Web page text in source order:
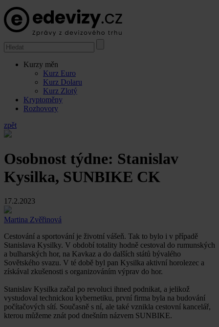
Kurzy měn
Kurz Euro
Kurz Dolaru
Kurz Zlotý
Kryptoměny
Rozhovory
zpět
Osobnost týdne: Stanislav
Kysilka, SUNBIKE CK
17.2.2023
Martina Zvěřinová
Cestování a sportování je životní vášeň. Tak to bylo i v případě
Stanislava Kysilky. V období totality hodně cestoval do rumunských
a bulharských hor, na Kavkaz a do dalších států bývalého
Sovětského svazu. V té době byl pan Kysilka aktivní horolezec a
získával zkušenosti s organizováním výprav do hor.
Stanislav Kysilka začal po revoluci ihned podnikat, a jelikož
vystudoval technickou kybernetiku, první firma byla na budování
počítačových sítí. Současně s ní, ale také vznikla cestovní kancelář,
kterou můžeme znát pod dnešním názvem SUNBIKE.